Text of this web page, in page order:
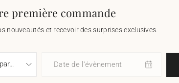
première commande
nouveautés et recevoir des surprises exclusives.
Date de l'évènement